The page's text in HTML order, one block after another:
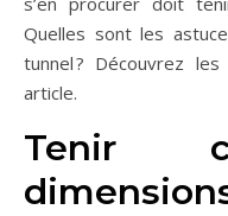
Quelles sont les
tunnel ? Découvrez
article.
Tenir